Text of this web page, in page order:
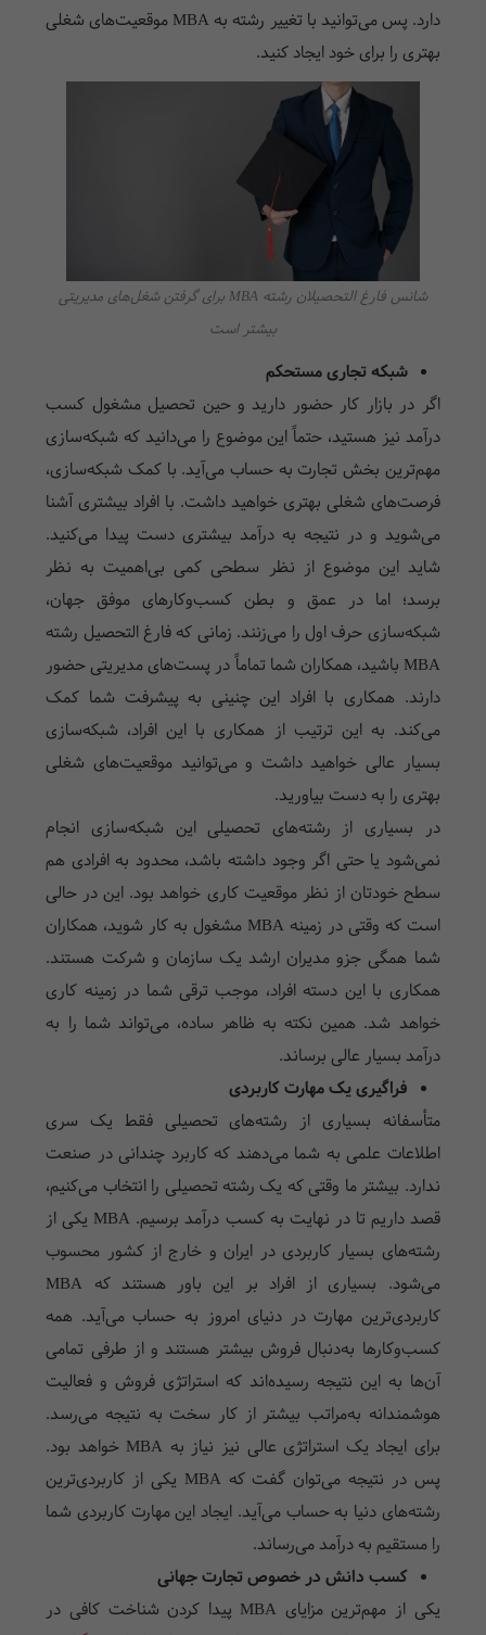
دارد. پس می‌توانید با تغییر رشته به MBA موقعیت‌های شغلی
بهتری را برای خود ایجاد کنید.
شانس فارغ التحصیلان رشته MBA برای گرفتن شغل‌های مدیریتی
بیشتر است
شبکه تجاری مستحکم
اگر در بازار کار حضور دارید و حین تحصیل مشغول کسب
درآمد نیز هستید، حتماً این موضوع را می‌دانید که شبکه‌سازی
مهم‌ترین بخش تجارت به حساب می‌آید. با کمک شبکه‌سازی،
فرصت‌های شغلی بهتری خواهید داشت. با افراد بیشتری آشنا
می‌شوید و در نتیجه به درآمد بیشتری دست پیدا می‌کنید.
شاید این موضوع از نظر سطحی کمی بی‌اهمیت به نظر
برسد؛ اما در عمق و بطن کسب‌و‌کارهای موفق جهان،
شبکه‌سازی حرف اول را می‌زنند. زمانی که فارغ التحصیل رشته
MBA باشید، همکاران شما تماماً در پست‌های مدیریتی حضور
دارند. همکاری با افراد این چنینی به پیشرفت شما کمک
می‌کند. به این ترتیب از همکاری با این افراد، شبکه‌سازی
بسیار عالی خواهید داشت و می‌توانید موقعیت‌های شغلی
بهتری را به دست بیاورید.
در بسیاری از رشته‌های تحصیلی این شبکه‌سازی انجام
نمی‌شود یا حتی اگر وجود داشته باشد، محدود به افرادی هم
سطح خودتان از نظر موقعیت کاری خواهد بود. این در حالی
است که وقتی در زمینه MBA مشغول به کار شوید، همکاران
شما همگی جزو مدیران ارشد یک سازمان و شرکت هستند.
همکاری با این دسته افراد، موجب ترقی شما در زمینه کاری
خواهد شد. همین نکته به ظاهر ساده، می‌تواند شما را به
درآمد بسیار عالی برساند.
فراگیری یک مهارت کاربردی
متأسفانه بسیاری از رشته‌های تحصیلی فقط یک سری
اطلاعات علمی به شما می‌دهند که کاربرد چندانی در صنعت
ندارد. بیشتر ما وقتی که یک رشته تحصیلی را انتخاب می‌کنیم،
قصد داریم تا در نهایت به کسب درآمد برسیم. MBA یکی از
رشته‌های بسیار کاربردی در ایران و خارج از کشور محسوب
می‌شود. بسیاری از افراد بر این باور هستند که MBA
کاربردی‌ترین مهارت در دنیای امروز به حساب می‌آید. همه
کسب‌و‌کارها به‌دنبال فروش بیشتر هستند و از طرفی تمامی
آن‌ها به این نتیجه رسیده‌اند که استراتژی فروش و فعالیت
هوشمندانه به‌مراتب بیشتر از کار سخت به نتیجه می‌رسد.
برای ایجاد یک استراتژی عالی نیز نیاز به MBA خواهد بود.
پس در نتیجه می‌توان گفت کهMBA یکی از کاربردی‌ترین
رشته‌های دنیا به حساب می‌آید. ایجاد این مهارت کاربردی شما
را مستقیم به درآمد می‌رساند.
کسب دانش در خصوص تجارت جهانی
یکی از مهم‌ترین مزایای MBA پیدا کردن شناخت کافی در